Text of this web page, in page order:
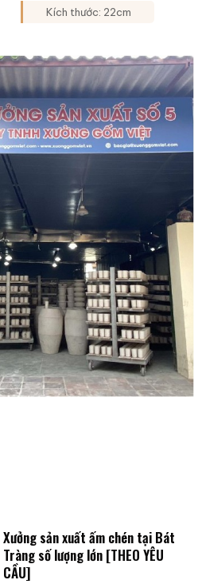
Kích thước: 22cm
Xưởng sản xuất ấm chén tại Bát
Tràng số lượng lớn [THEO YÊU
CẦU]